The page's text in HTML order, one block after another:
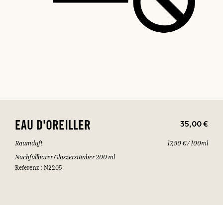
EAU D'OREILLER 35,00 €
Raumduft
Nachfüllbarer Glaszerstäuber 200 ml
Referenz : N2205
17,50 € / 100ml